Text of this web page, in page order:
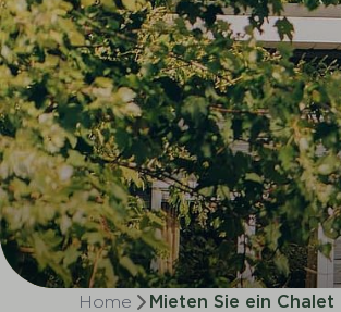
Home Mieten Sie ein